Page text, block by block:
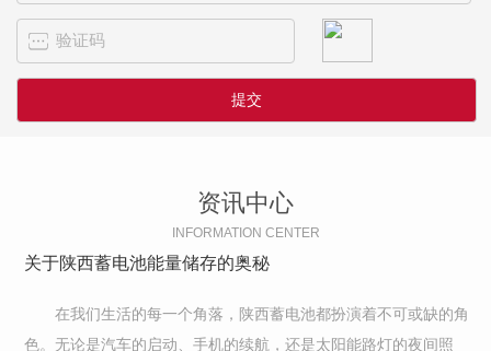
资讯中心
INFORMATION CENTER
关于陕西蓄电池能量储存的奥秘
在我们生活的每一个角落，陕西蓄电池都扮演着不可或缺的角
色。无论是汽车的启动、手机的续航，还是太阳能路灯的夜间照